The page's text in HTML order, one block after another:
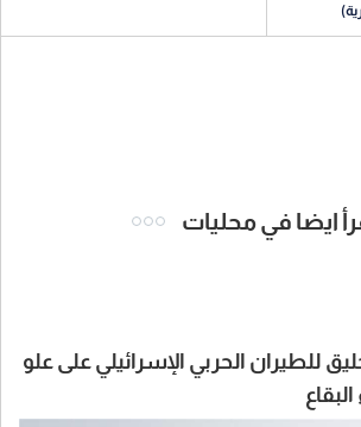
ايضا في محليات
للطيران الحربي الإسرائيلي على علو